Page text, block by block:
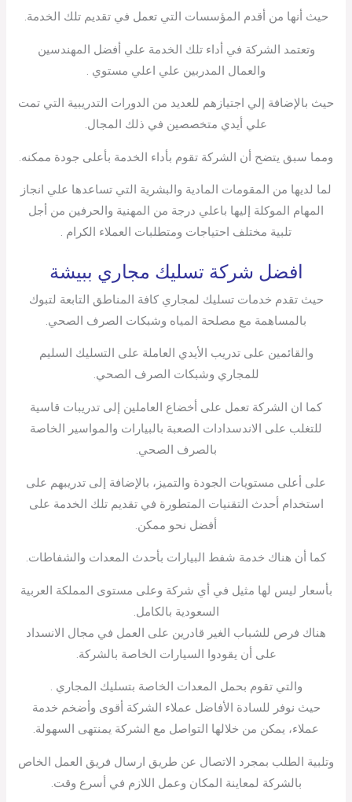
حيث أنها من أقدم المؤسسات التي تعمل في تقديم تلك الخدمة.
وتعتمد الشركة في أداء تلك الخدمة علي أفضل المهندسين
والعمال المدربين علي اعلي مستوي .
حيث بالإضافة إلي اجتيازهم للعديد من الدورات التدريبية التي تمت
علي أيدي متخصصين في ذلك المجال.
ومما سبق يتضح أن الشركة تقوم بأداء الخدمة بأعلى جودة ممكنه.
لما لديها من المقومات المادية والبشرية التي تساعدها علي انجاز
المهام الموكلة إليها باعلي درجة من المهنية والحرفين من أجل
تلبية مختلف احتياجات ومتطلبات العملاء الكرام .
افضل شركة تسليك مجاري ببيشة
حيث تقدم خدمات تسليك لمجاري كافة المناطق التابعة لتبوك
بالمساهمة مع مصلحة المياه وشبكات الصرف الصحي.
والقائمين على تدريب الأيدي العاملة على التسليك السليم
للمجاري وشبكات الصرف الصحي.
كما ان الشركة تعمل على أخضاع العاملين إلى تدريبات قاسية
للتغلب على الاندسدادات الصعبة بالبيارات والمواسير الخاصة
بالصرف الصحي.
على أعلى مستويات الجودة والتميز، بالإضافة إلى تدريبهم على
استخدام أحدث التقنيات المتطورة في تقديم تلك الخدمة على
أفضل نحو ممكن.
كما أن هناك خدمة شفط البيارات بأحدث المعدات والشفاطات.
بأسعار ليس لها مثيل في أي شركة وعلى مستوى المملكة العربية
السعودية بالكامل.
هناك فرص للشباب الغير قادرين على العمل في مجال الانسداد
على أن يقودوا السيارات الخاصة بالشركة.
والتي تقوم بحمل المعدات الخاصة بتسليك المجاري .
حيث نوفر للسادة الأفاضل عملاء الشركة أقوى وأضخم خدمة
عملاء، يمكن من خلالها التواصل مع الشركة يمنتهى السهولة.
وتلبية الطلب بمجرد الاتصال عن طريق ارسال فريق العمل الخاص
بالشركة لمعاينة المكان وعمل اللازم في أسرع وقت.